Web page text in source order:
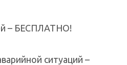
– БЕСПЛАТНО!
ситуаций –